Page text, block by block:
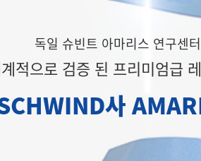
독일 슈빈트 아마리스 연구센터
적으로 검증 된 프리미엄급
사